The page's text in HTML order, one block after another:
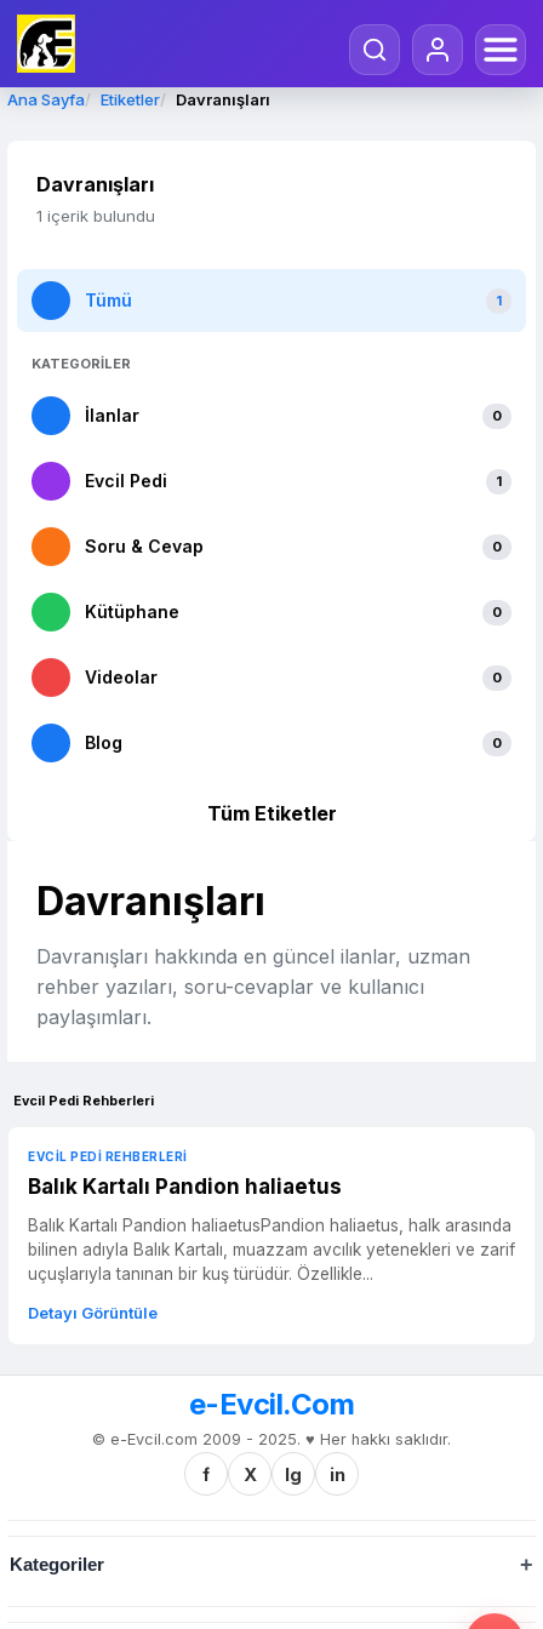
Ana Sayfa Etiketler Davranışları
Davranışları
1 içerik bulundu
Tümü 1
KATEGORİLER
İlanlar 0
Evcil Pedi 1
Soru & Cevap 0
Kütüphane 0
Videolar 0
Blog 0
Tüm Etiketler
Davranışları
Davranışları hakkında en güncel ilanlar, uzman
rehber yazıları, soru-cevaplar ve kullanıcı
paylaşımları.
Evcil Pedi Rehberleri
EVCIL PEDI REHBERLERI
Balık Kartalı Pandion haliaetus
Balık Kartalı Pandion haliaetusPandion haliaetus, halk arasında
bilinen adıyla Balık Kartalı, muazzam avcılık yetenekleri ve zarif
uçuşlarıyla tanınan bir kuş türüdür. Özellikle...
Detayı Görüntüle
e-Evcil.Com
© e-Evcil.com 2009 - 2025. ♥️ Her hakkı saklıdır.
f X Ig in
Kategoriler